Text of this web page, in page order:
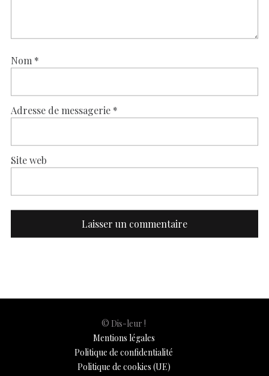
Nom *
Adresse de messagerie *
Site web
© Dis-leur !
Mentions légales
Politique de confidentialité
Politique de cookies (UE)